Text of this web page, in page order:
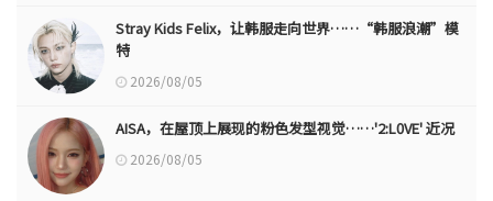
Stray Kids Felix，让韩服走向世界……“韩服浪潮”模
特
2026/08/05
AISA，在屋顶上展现的粉色发型视觉……'2:L0VE' 近况
2026/08/05